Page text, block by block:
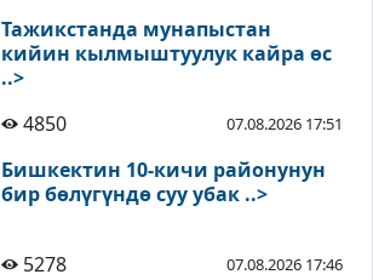
Тажикстанда мунапыстан
кийин кылмыштуулук кайра өс
..>
4850
07.08.2026 17:51
Бишкектин 10-кичи районунун
бир бөлүгүндө суу убак ..>
5278 07.08.2026 17:46